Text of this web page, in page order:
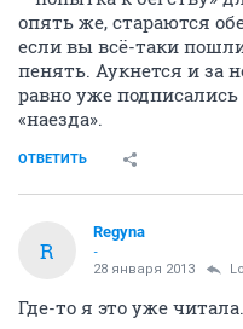
опять же, стараются
если вы всё-таки
пенять. Аукнется и за
равно уже
«наезда».
ОТВЕТИТЬ
R
Regyna
-
28 января 2013
Где-то я это уже читала.